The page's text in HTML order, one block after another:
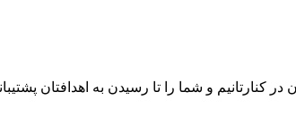
کنارتانیم و شما را تا رسیدن به اهدافتان